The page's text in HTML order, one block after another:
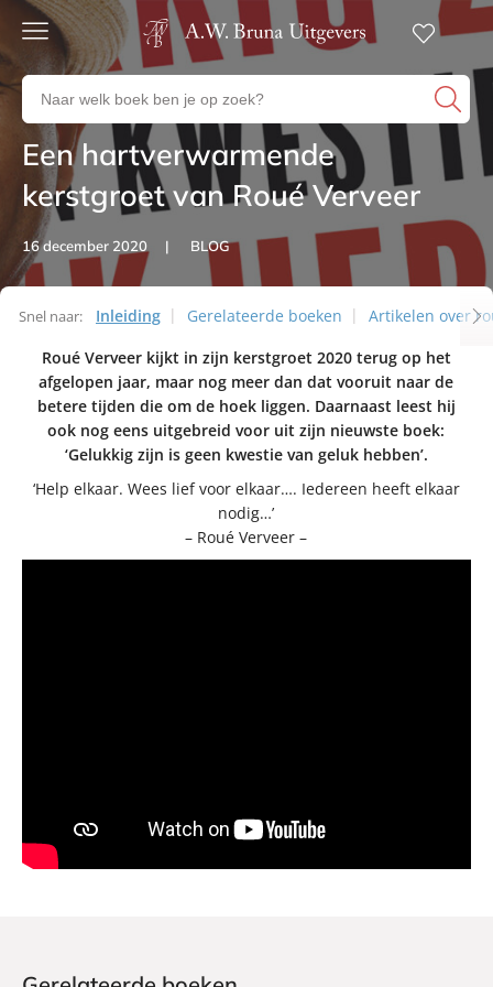
Gratis
verzending
Voor
23:00
besteld,
volgende
werkdag
in huis
Veilig
betalen
Gratis
Zoeken
naar
boeken,
auteurs
en
uitgevers
Artikelen
Een hartverwarmende
kerstgroet van Roué Verveer
16 december 2020 BLOG
Snel naar: Inleiding Gerelateerde boeken
Artikelen over
Artikelen
Roué Verveer kijkt in zijn kerstgroet 2020 terug op het
afgelopen jaar, maar nog meer dan dat vooruit naar de
betere tijden die om de hoek liggen. Daarnaast leest hij
ook nog eens uitgebreid voor uit zijn nieuwste boek:
‘Gelukkig zijn is geen kwestie van geluk hebben’.
‘Help elkaar. Wees lief voor elkaar…. Iedereen heeft elkaar
nodig…’
– Roué Verveer –